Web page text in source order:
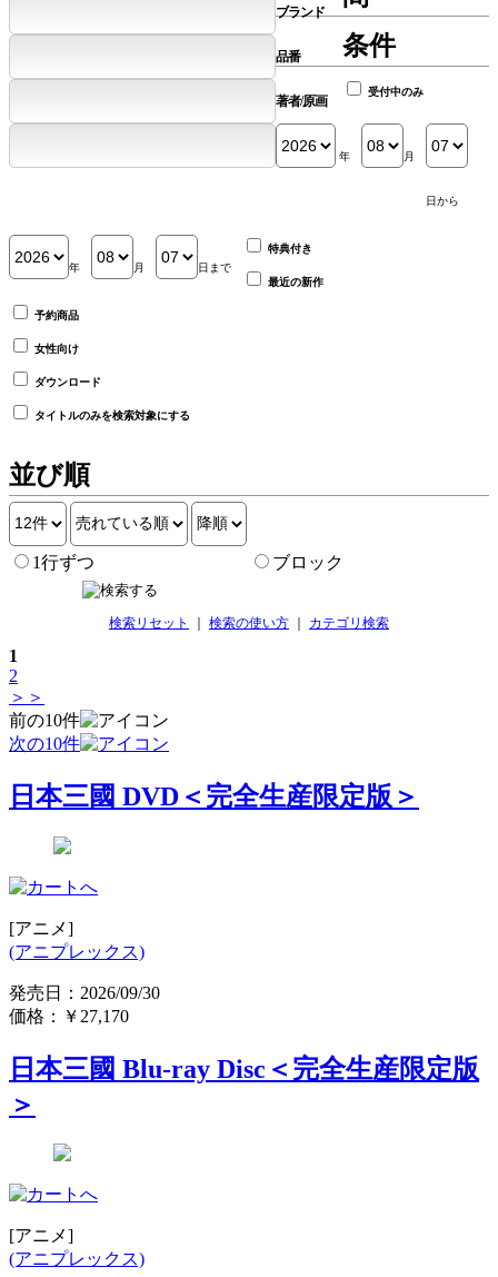
ブランド
品番
著者/原画
年 月
日から
年 月 日まで
条件
受付中のみ
特典付き
最近の新作
予約商品
女性向け
ダウンロード
タイトルのみを検索対象にする
並び順
1行ずつ ブロック
検索リセット ｜ 検索の使い方 ｜ カテゴリ検索
1
2
＞＞
前の10件
次の10件
日本三國 DVD＜完全生産限定版＞
[アニメ]
(アニプレックス)
発売日：2026/09/30
価格：
￥27,170
日本三國 Blu-ray Disc＜完全生産限定版
＞
[アニメ]
(アニプレックス)